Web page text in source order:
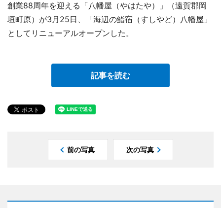
創業88周年を迎える「八幡屋（やはたや）」（遠賀郡岡
垣町原）が3月25日、「海辺の鮨宿（すしやど）八幡屋」
としてリニューアルオープンした。
記事を読む
前の写真 次の写真